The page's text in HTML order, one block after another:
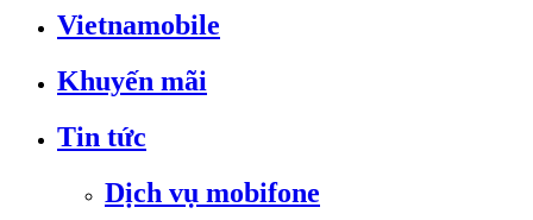
Vietnamobile
Khuyến mãi
Tin tức
Dịch vụ mobifone